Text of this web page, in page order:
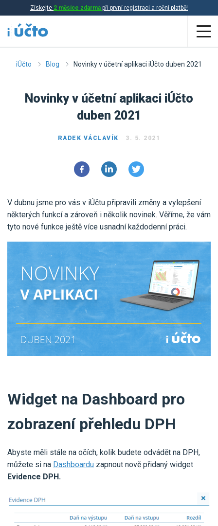
Získejte 2 měsíce zdarma při první registraci a roční platbě!
Aplikace
Online účetnictví
Online fakturace
Propojení s bankou
Účetní a manažerské reporty
Ceník a sklady
One Stop Shop (OSS)
Všechny funkce
Ceník
Účetní služby
Pro uživatele iÚčto
Poptávka účetních služeb
Ceník účetních služeb
Pro koho je určené
Pro firmy
Pro živnostníky
Pro spolky Blog Kontakt
VYZKOUŠET ZDARMA PŘIHLÁSIT SE
iÚčto Blog Novinky v účetní aplikaci iÚčto duben 2021
Novinky v účetní aplikaci iÚčto
duben 2021
RADEK VÁCLAVÍK 3. 5. 2021
V dubnu jsme pro vás v iÚčtu připravili změny a vylepšení
některých funkcí a zároveň i několik novinek. Věříme, že vám
tyto nové funkce ještě více usnadní každodenní práci.
Widget na Dashboard pro
zobrazení přehledu DPH
Abyste měli stále na očích, kolik budete odvádět na DPH,
můžete si na Dashboardu zapnout nově přidaný widget
Evidence DPH.